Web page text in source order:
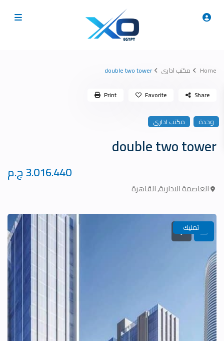
Home مكتب ادارى double two tower
وحدة مكتب ادارى
double two tower
3.016.440 ج.م
العاصمة الادارية,القاهرة
Share
Favorite
Print
تمليك